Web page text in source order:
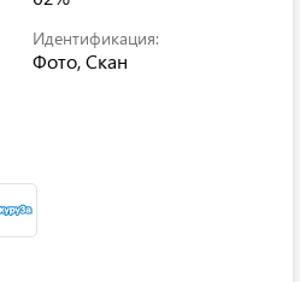
Идентификация:
Фото, Скан